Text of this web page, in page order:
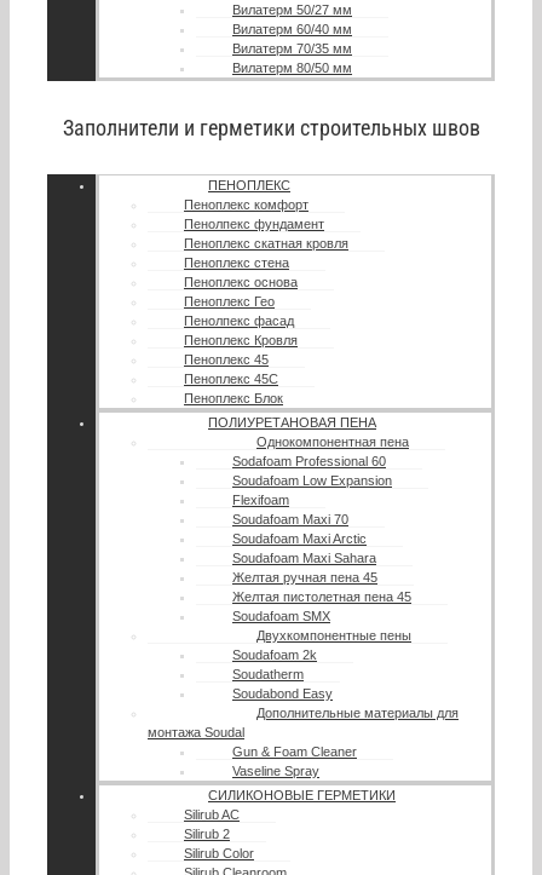
Вилатерм 50/27 мм
Вилатерм 60/40 мм
Вилатерм 70/35 мм
Вилатерм 80/50 мм
Заполнители и герметики строительных швов
ПЕНОПЛЕКС
Пеноплекс комфорт
Пенолпекс фундамент
Пеноплекс скатная кровля
Пеноплекс стена
Пеноплекс основа
Пеноплекс Гео
Пенолпекс фасад
Пеноплекс Кровля
Пеноплекс 45
Пеноплекс 45С
Пеноплекс Блок
ПОЛИУРЕТАНОВАЯ ПЕНА
Однокомпонентная пена
Sodafoam Professional 60
Soudafoam Low Expansion
Flexifoam
Soudafoam Maxi 70
Soudafoam Maxi Arctic
Soudafoam Maxi Sahara
Желтая ручная пена 45
Желтая пистолетная пена 45
Soudafoam SMX
Двухкомпонентные пены
Soudafoam 2k
Soudatherm
Soudabond Easy
Дополнительные материалы для
монтажа Soudal
Gun & Foam Cleaner
Vaseline Spray
СИЛИКОНОВЫЕ ГЕРМЕТИКИ
Silirub AC
Silirub 2
Silirub Color